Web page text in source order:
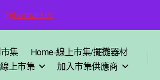
@twmarket
集
Home-線上市集/擺攤器材
上市集 加入市集供應商